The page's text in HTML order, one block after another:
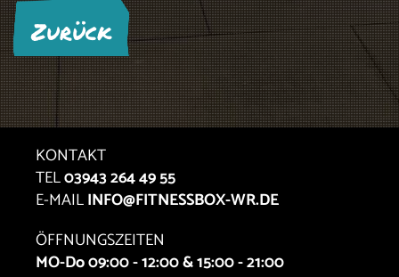
Zurück
KONTAKT
TEL03943 264 49 55
E-MAILINFO@FITNESSBOX-WR.DE
ÖFFNUNGSZEITEN
MO-Do 09:00 - 12:00 & 15:00 - 21:00